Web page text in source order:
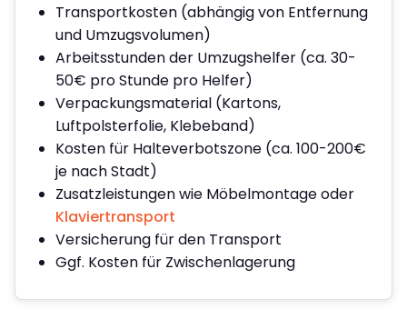
Transportkosten (abhängig von Entfernung
und Umzugsvolumen)
Arbeitsstunden der Umzugshelfer (ca. 30-
50€ pro Stunde pro Helfer)
Verpackungsmaterial (Kartons,
Luftpolsterfolie, Klebeband)
Kosten für Halteverbotszone (ca. 100-200€
je nach Stadt)
Zusatzleistungen wie Möbelmontage oder
Klaviertransport
Versicherung für den Transport
Ggf. Kosten für Zwischenlagerung